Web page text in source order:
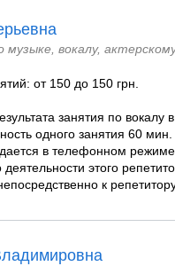
вокалу,
от 150 до 150 грн.
занятия по
одного занятия 60
в телефонном
этого
к